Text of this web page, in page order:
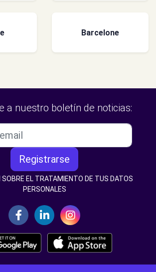
Barcelone
a nuestro boletín de noticias:
Registrarse
SOBRE EL TRATAMIENTO DE TUS DATOS
PERSONALES